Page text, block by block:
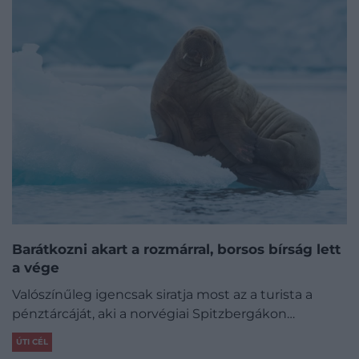
Barátkozni akart a rozmárral, borsos bírság lett
a vége
Valószínűleg igencsak siratja most az a turista a
pénztárcáját, aki a norvégiai Spitzbergákon…
ÚTI CÉL